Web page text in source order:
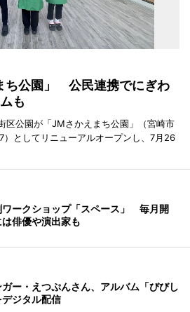
ち公園」 公民連携でにぎわ
も
区公園が「JMさかえまち公園」（宮崎市
としてリニューアルオープンし、7月26
ワークショップ「スペース」 毎月開
俳優や演出家も
ー・えつぷんさん、アルバム「びびし
ジタル配信